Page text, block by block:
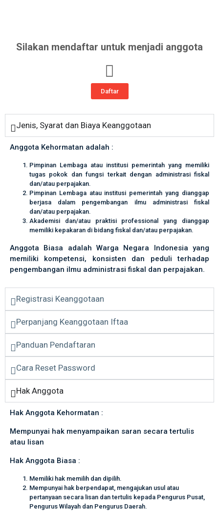
Silakan mendaftar untuk menjadi anggota
Daftar
Jenis, Syarat dan Biaya Keanggotaan
Anggota Kehormatan adalah :
Pimpinan Lembaga atau institusi pemerintah yang memiliki
tugas pokok dan fungsi terkait dengan administrasi fiskal
dan/atau perpajakan.
Pimpinan Lembaga atau institusi pemerintah yang dianggap
berjasa dalam pengembangan ilmu administrasi fiskal
dan/atau perpajakan.
Akademisi dan/atau praktisi professional yang dianggap
memiliki kepakaran di bidang fiskal dan/atau perpajakan.
Anggota Biasa adalah Warga Negara Indonesia yang
memiliki kompetensi, konsisten dan peduli terhadap
pengembangan ilmu administrasi fiskal dan perpajakan.
Registrasi Keanggotaan
Perpanjang Keanggotaan Iftaa
Panduan Pendaftaran
Cara Reset Password
Hak Anggota
Hak Anggota Kehormatan :
Mempunyai hak menyampaikan saran secara tertulis
atau lisan
Hak Anggota Biasa :
Memiliki hak memilih dan dipilih.
Mempunyai hak berpendapat, mengajukan usul atau
pertanyaan secara lisan dan tertulis kepada Pengurus Pusat,
Pengurus Wilayah dan Pengurus Daerah.